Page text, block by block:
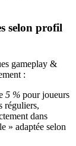
selon profil
gameplay &
:
5 % pour joueurs
réguliers,
dans
» adaptée selon